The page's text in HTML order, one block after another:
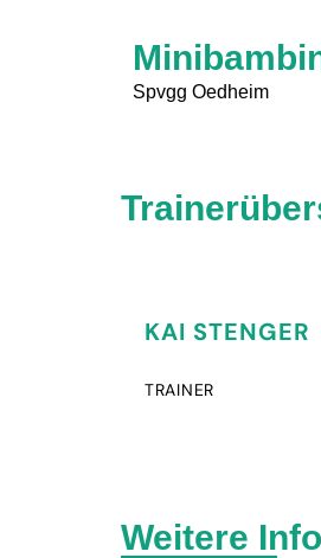
Spvgg Oedheim
KAI STENGER
TRAINER
Weitere